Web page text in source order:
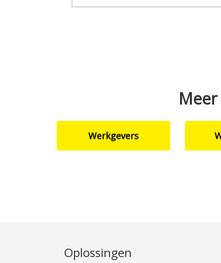
Werkgevers
Oplossingen